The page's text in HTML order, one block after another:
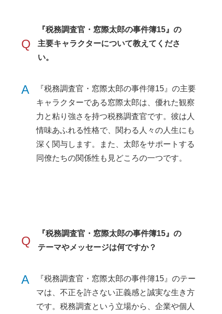
Q
『税務調査官・窓際太郎の事件簿15』の
主要キャラクターについて教えてくださ
い。
A
『税務調査官・窓際太郎の事件簿15』の主要
キャラクターである窓際太郎は、優れた観察
力と粘り強さを持つ税務調査官です。彼は人
情味あふれる性格で、関わる人々の人生にも
深く関与します。また、太郎をサポートする
同僚たちの関係性も見どころの一つです。
Q
『税務調査官・窓際太郎の事件簿15』の
テーマやメッセージは何ですか？
A
『税務調査官・窓際太郎の事件簿15』のテー
マは、不正を許さない正義感と誠実な生き方
です。税務調査という立場から、企業や個人